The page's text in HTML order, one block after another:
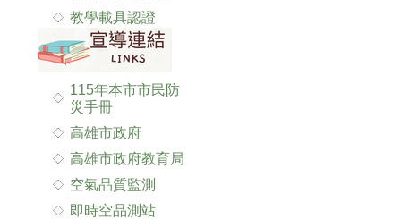
教學載具認證
115年本市市民防
災手冊
高雄市政府
高雄市政府教育局
空氣品質監測
即時空品測站